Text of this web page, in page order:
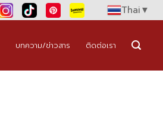
Thai▼
บทความ/ข่าวสาร ติดต่อเรา